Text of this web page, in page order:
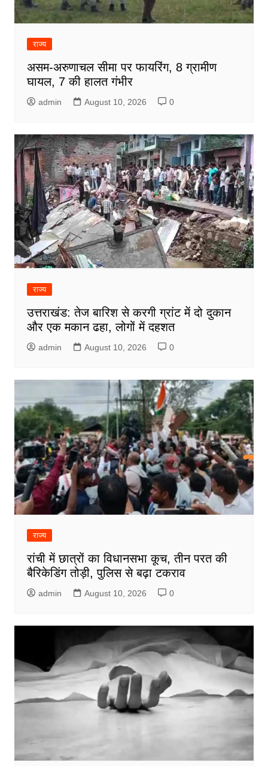
राज्य
असम-अरुणाचल सीमा पर फायरिंग, 8 ग्रामीण
घायल, 7 की हालत गंभीर
admin August 10, 2026 0
राज्य
उत्तराखंड: तेज बारिश से करगी ग्रांट में दो दुकान
और एक मकान ढहा, लोगों में दहशत
admin August 10, 2026 0
राज्य
रांची में छात्रों का विधानसभा कूच, तीन परत की
बैरिकेडिंग तोड़ी, पुलिस से बढ़ा टकराव
admin August 10, 2026 0